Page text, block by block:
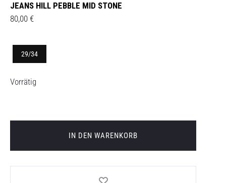
JEANS HILL PEBBLE MID STONE
80,00 €
29/34
Vorrätig
IN DEN WARENKORB